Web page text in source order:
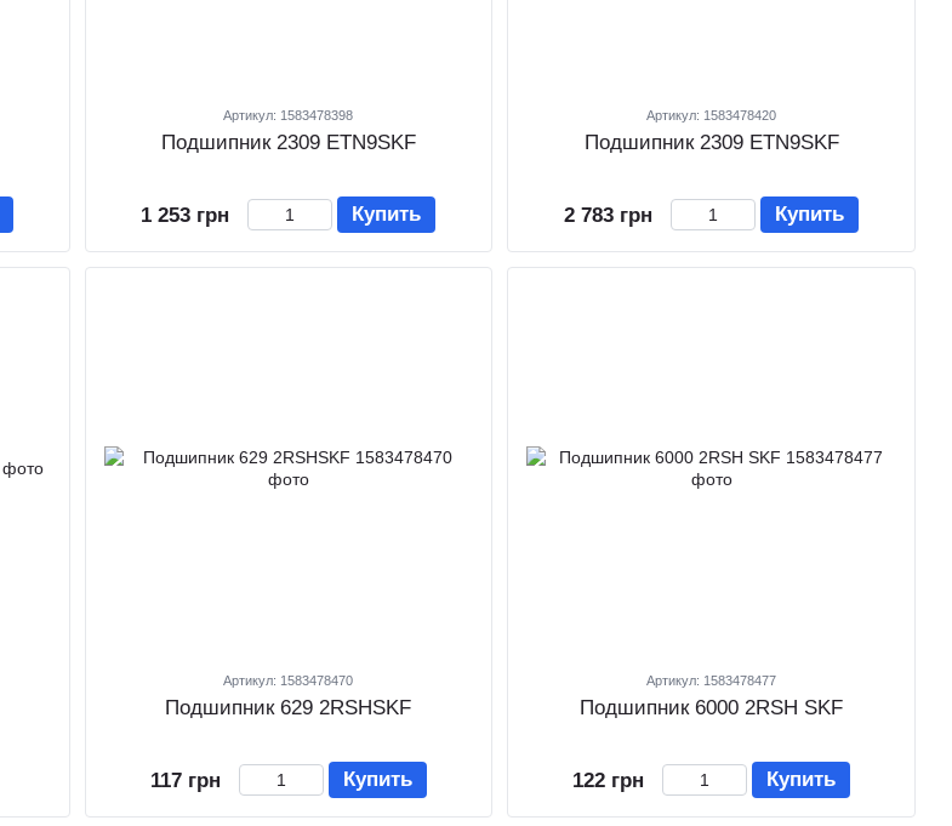
Артикул: 1583478398
Подшипник 2309 ETN9SKF
1 253 грн Купить
Артикул: 1583478420
Подшипник 2309 ETN9SKF
2 783 грн Купить
Артикул: 1583478470
Подшипник 629 2RSHSKF
117 грн Купить
Артикул: 1583478477
Подшипник 6000 2RSH SKF
122 грн Купить